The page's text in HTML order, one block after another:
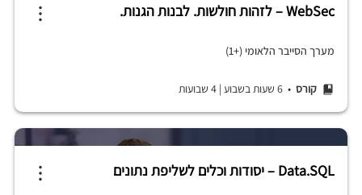
WebSec – לזהות חולשות. לבנות הגנות.
מערך הסייבר הלאומי (+1)
קורס • 6 שעות בשבוע |
Data.SQL – יסודות וכלים לשליפת נתונים